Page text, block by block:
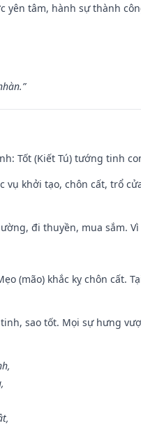
yên tâm, hành sự thành
Tốt (Kiết Tú) tướng tinh
vụ khởi tạo, chôn cất, trổ
đi thuyền, mua sắm.
(mão) khắc kỵ chôn cất.
tinh, sao tốt. Mọi sự hưng